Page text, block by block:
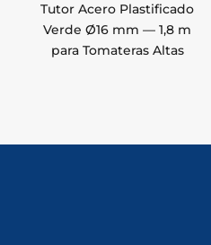
Tutor Acero Plastificado
Verde Ø16 mm — 1,8 m
para Tomateras Altas